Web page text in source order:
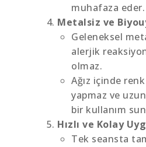
muhafaza eder.
Metalsiz ve
Geleneksel
alerjik
olmaz.
Ağız içinde
yapmaz ve
bir kullanım
Hızlı ve Kolay
Tek seansta